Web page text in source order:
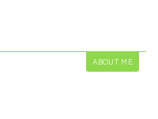
ABOUT ME